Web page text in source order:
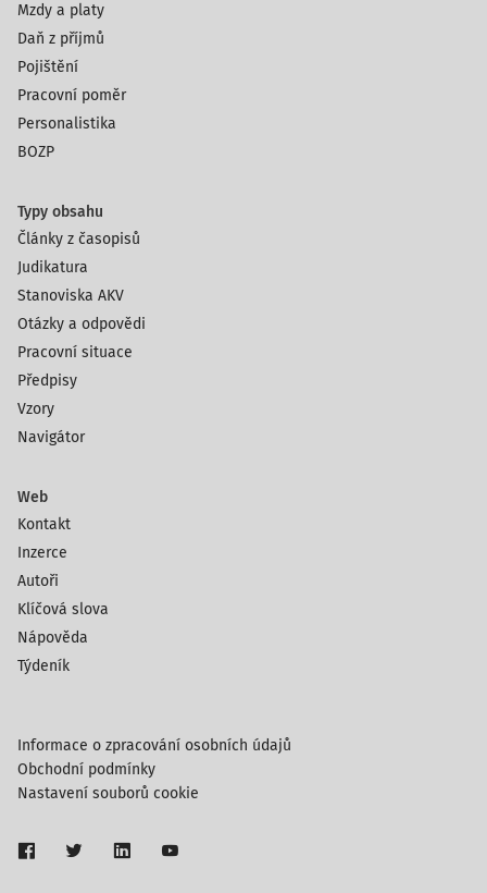
Mzdy a platy
Daň z příjmů
Pojištění
Pracovní poměr
Personalistika
BOZP
Typy obsahu
Články z časopisů
Judikatura
Stanoviska AKV
Otázky a odpovědi
Pracovní situace
Předpisy
Vzory
Navigátor
Web
Kontakt
Inzerce
Autoři
Klíčová slova
Nápověda
Týdeník
Informace o zpracování osobních údajů
Obchodní podmínky
Nastavení souborů cookie